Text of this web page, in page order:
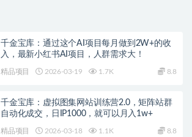
千金宝库：通过这个AI项目每月做到2W+的收
入，最新小红书AI项目，人群需求大！
精品项目 2026-03-19 1.7K 8.8
千金宝库：虚拟图集网站训练营2.0，矩阵站群
自动化成交，日IP1000，就可以月入1w+
精品项目 2026-03-18 1.1K 8.8